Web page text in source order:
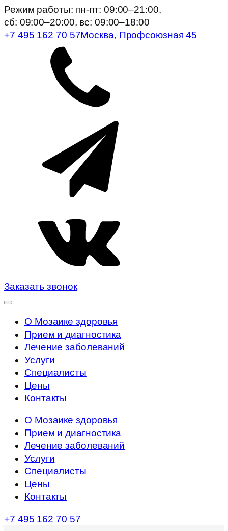
Режим работы: пн-пт: 09:00–21:00,
сб: 09:00–20:00, вc: 09:00–18:00
+7 495 162 70 57Москва, Профсоюзная 45
Заказать звонок
О Мозаике здоровья
Прием и диагностика
Лечение заболеваний
Услуги
Специалисты
Цены
Контакты
О Мозаике здоровья
Прием и диагностика
Лечение заболеваний
Услуги
Специалисты
Цены
Контакты
+7 495 162 70 57